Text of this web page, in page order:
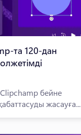
та 120-дан
бейне
жасауға...